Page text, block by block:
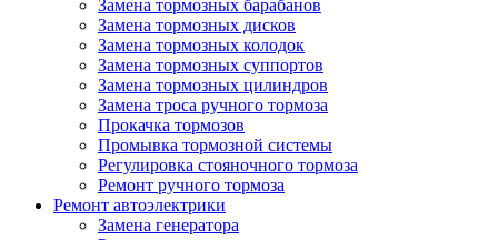
Замена тормозных барабанов
Замена тормозных дисков
Замена тормозных колодок
Замена тормозных суппортов
Замена тормозных цилиндров
Замена троса ручного тормоза
Прокачка тормозов
Промывка тормозной системы
Регулировка стояночного тормоза
Ремонт ручного тормоза
Ремонт автоэлектрики
Замена генератора